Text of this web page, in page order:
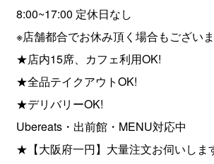
8:00~17:00 定休日なし
※店舗都合でお休み頂く場合もございま
★店内15席、カフェ利用OK!
★全品テイクアウトOK!
★デリバリーOK!
Ubereats・出前館・MENU対応中
★【大阪府一円】大量注文お伺いしま